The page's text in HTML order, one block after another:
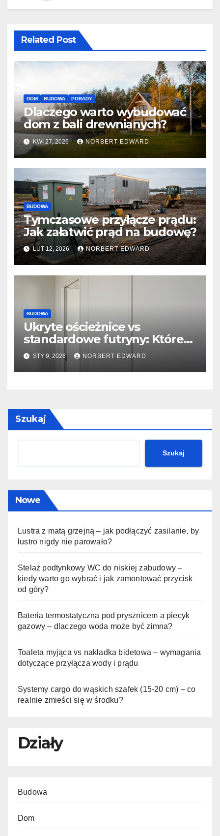
Related Post
DOM BUDOWA PORADY
Dlaczego warto wybudować
dom z bali drewnianych?
KWI 27, 2026 NORBERT EDWARD
BUDOWA
Tymczasowe przyłącze prądu:
Jak załatwić prąd na budowę?
LUT 12, 2026 NORBERT EDWARD
BUDOWA
Ukryte ościeżnice vs
standardowe futryny: Które
wybrać do nowoczesnego
wnętrza?
STY 9, 2026 NORBERT EDWARD
Szukaj
Szukaj
Nowe
Lustra z matą grzejną – jak podłączyć zasilanie, by
lustro nigdy nie parowało?
Stelaż podtynkowy WC do niskiej zabudowy –
kiedy warto go wybrać i jak zamontować przycisk
od góry?
Bateria termostatyczna pod prysznicem a piecyk
gazowy – dlaczego woda może być zimna?
Toaleta myjąca vs nakładka bidetowa – wymagania
dotyczące przyłącza wody i prądu
Systemy cargo do wąskich szafek (15-20 cm) – co
realnie zmieści się w środku?
Działy
Budowa
Dom